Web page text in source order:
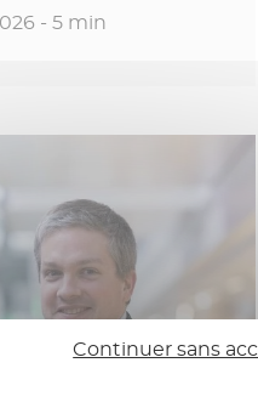
publication
- 5 min
Continuer sans